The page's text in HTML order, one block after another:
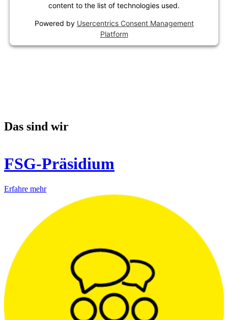
content to the list of technologies used.
Powered by Usercentrics Consent Management
Platform
Das sind wir
FSG-Präsidium
Erfahre mehr